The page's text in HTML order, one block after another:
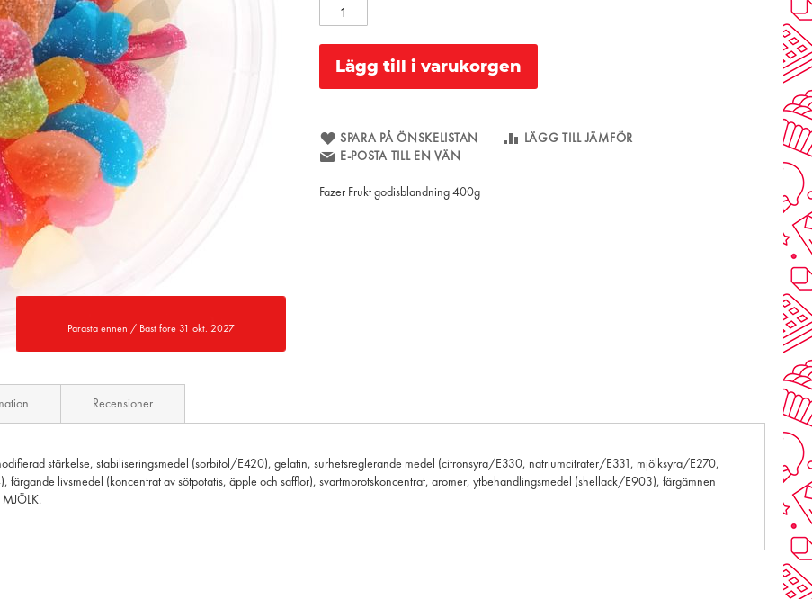
Parasta ennen / Bäst före 31 okt. 2027
Lägg till i varukorgen
SPARA PÅ ÖNSKELISTAN
LÄGG TILL JÄMFÖR
E-POSTA TILL EN VÄN
Fazer Frukt godisblandning 400g
stärkelse, stabiliseringsmedel (sorbitol/E420), gelatin, surhetsreglerande medel (citronsyra/E330, natriumcitrater/E331, mjölksyra/E270,
livsmedel (koncentrat av sötpotatis, äpple och safflor), svartmorotskoncentrat, aromer, ytbehandlingsmedel (shellack/E903), färgämnen
Recensioner